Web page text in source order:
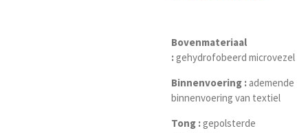
Bovenmateriaal
:gehydrofobeerd microvezel
Binnenvoering : ademende
binnenvoering van textiel
Tong :gepolsterde